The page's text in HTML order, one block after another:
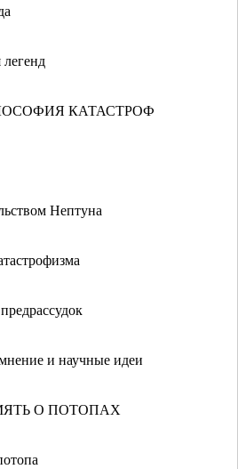
КАТАСТРОФ
Нептуна
и научные идеи
О ПОТОПАХ